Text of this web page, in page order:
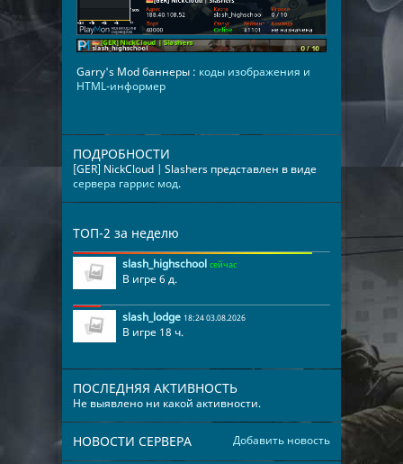
Garry's Mod баннеры : коды изображения и
HTML-информер
ПОДРОБНОСТИ
[GER] NickCloud | Slashers представлен в виде
сервера гаррис мод.
ТОП-2 за неделю
slash_highschool сейчас
В игре 6 д.
slash_lodge 18:24 03.08.2026
В игре 18 ч.
ПОСЛЕДНЯЯ АКТИВНОСТЬ
Не выявлено ни какой активности.
Добавить новость
НОВОСТИ СЕРВЕРА